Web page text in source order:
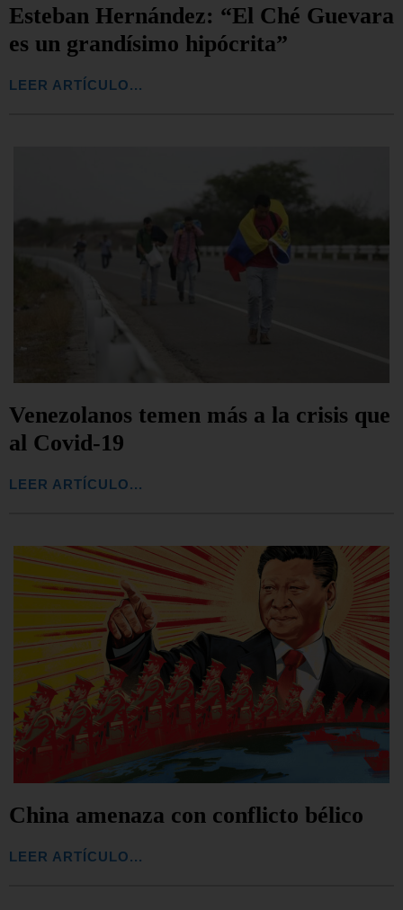
Esteban Hernández: “El Ché Guevara
es un grandísimo hipócrita”
LEER ARTÍCULO...
Venezolanos temen más a la crisis que
al Covid-19
LEER ARTÍCULO...
China amenaza con conflicto bélico
LEER ARTÍCULO...